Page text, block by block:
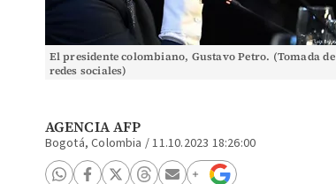
El presidente colombiano, Gustavo Petro. (Tomada de
redes sociales)
AGENCIA AFP
Bogotá, Colombia /11.10.2023 18:26:00